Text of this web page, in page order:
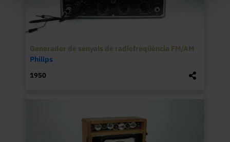
Generador de senyals de radiofreqüència FM/AM
Philips
1950